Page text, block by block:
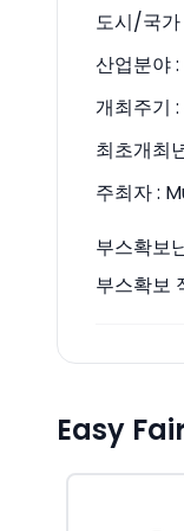
도시/국가
산업분야 :
개최주기 :
최초개최
주최자 :
부스확보
부스확보
Easy